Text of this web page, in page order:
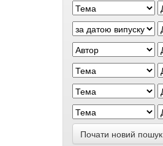
Почати новий пошук